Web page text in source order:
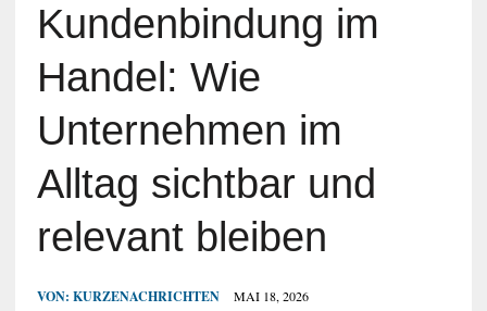
Kundenbindung im
Handel: Wie
Unternehmen im
Alltag sichtbar und
relevant bleiben
VON: KURZENACHRICHTEN MAI 18, 2026